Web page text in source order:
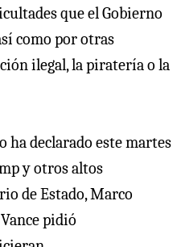
que el Gobierno
como por otras
ilegal, la piratería o la
ha declarado este martes
y otros altos
de Estado, Marco
pidió